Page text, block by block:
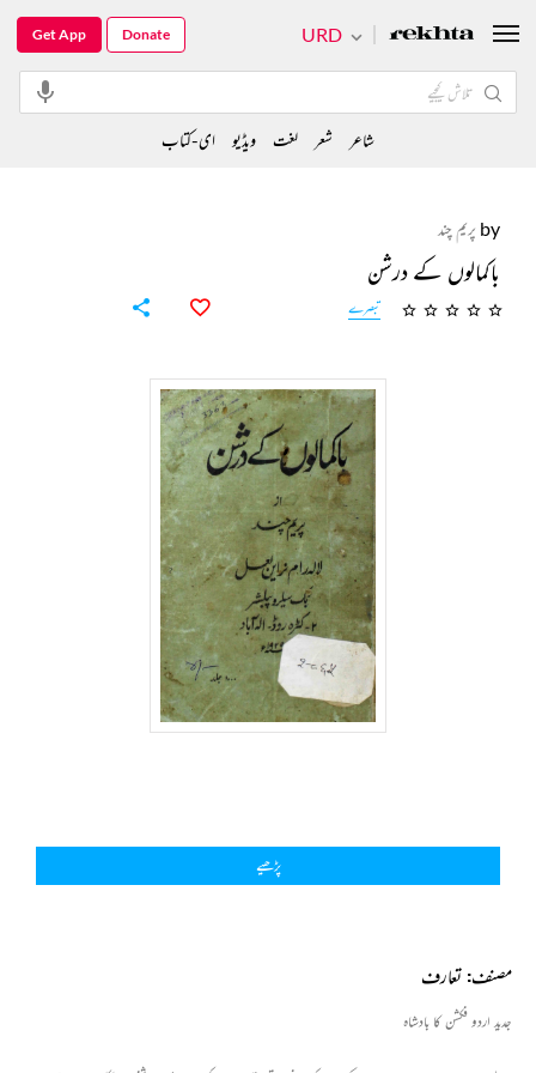
by پریم چند
باکمالوں کے درشن
تبصرے
پڑھیے
مصنف: تعارف
جدید اردو فکشن کا بادشاہ
URD
Get App Donate
شاعر شعر لغت ویڈیو ای-کتاب